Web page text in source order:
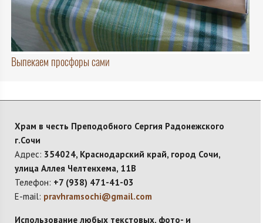
Выпекаем просфоры сами
Храм в честь Преподобного Сергия Радонежского
г.Сочи
Адрес: 354024, Краснодарский край, город Сочи,
улица Аллея Челтенхема, 11В
Телефон: +7 (938) 471-41-03
E-mail: pravhramsochi@gmail.com
Использование любых текстовых, фото- и